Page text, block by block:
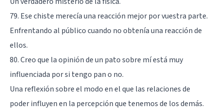
79. Ese chiste merecía una reacción mejor por vuestra parte.
Enfrentando al público cuando no obtenía una reacción de
ellos.
80. Creo que la opinión de un pato sobre mí está muy
influenciada por si tengo pan o no.
Una reflexión sobre el modo en el que las relaciones de
poder influyen en la percepción que tenemos de los demás.